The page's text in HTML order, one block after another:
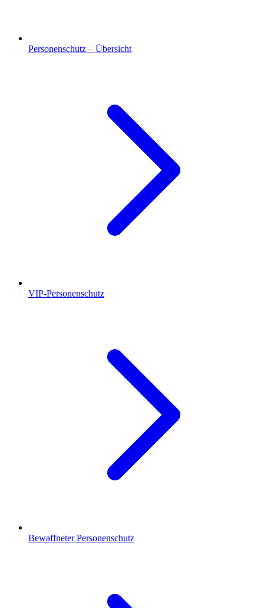
Personenschutz – Übersicht
VIP-Personenschutz
Bewaffneter Personenschutz